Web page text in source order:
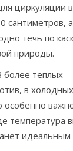
циркуляции
сантиметров,
течь по
природы.
более теплых
в холодных
особенно
температура
идеальным